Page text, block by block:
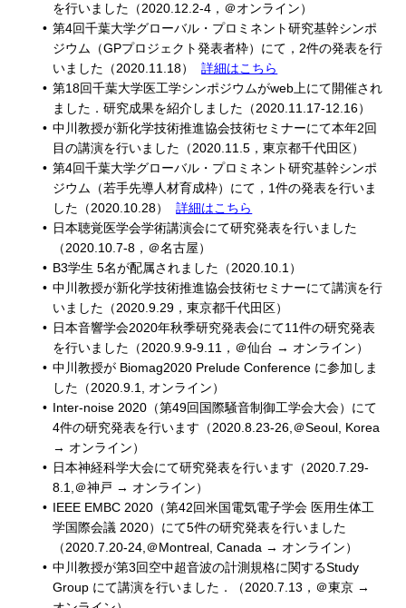
を行いました（2020.12.2-4，＠オンライン）
第4回千葉大学グローバル・プロミネント研究基幹シンポ
ジウム（GPプロジェクト発表者枠）にて，2件の発表を行
いました（2020.11.18）詳細はこちら
第18回千葉大学医工学シンポジウムがweb上にて開催され
ました．研究成果を紹介しました（2020.11.17-12.16）
中川教授が新化学技術推進協会技術セミナーにて本年2回
目の講演を行いました（2020.11.5，東京都千代田区）
第4回千葉大学グローバル・プロミネント研究基幹シンポ
ジウム（若手先導人材育成枠）にて，1件の発表を行いま
した（2020.10.28）詳細はこちら
日本聴覚医学会学術講演会にて研究発表を行いました
（2020.10.7-8，＠名古屋）
B3学生 5名が配属されました（2020.10.1）
中川教授が新化学技術推進協会技術セミナーにて講演を行
いました（2020.9.29，東京都千代田区）
日本音響学会2020年秋季研究発表会にて11件の研究発表
を行いました（2020.9.9-9.11，＠仙台 → オンライン）
中川教授が Biomag2020 Prelude Conference に参加しま
した（2020.9.1, オンライン）
Inter-noise 2020（第49回国際騒音制御工学会大会）にて
4件の研究発表を行います（2020.8.23-26,＠Seoul, Korea
→ オンライン）
日本神経科学大会にて研究発表を行います（2020.7.29-
8.1,＠神戸 → オンライン）
IEEE EMBC 2020（第42回米国電気電子学会 医用生体工
学国際会議 2020）にて5件の研究発表を行いました
（2020.7.20-24,＠Montreal, Canada → オンライン）
中川教授が第3回空中超音波の計測規格に関するStudy
Group にて講演を行いました．（2020.7.13，＠東京 →